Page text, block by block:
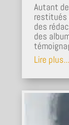
Autant
restitués
des
des
Lire plus...